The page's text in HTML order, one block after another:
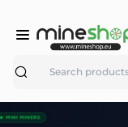
Search